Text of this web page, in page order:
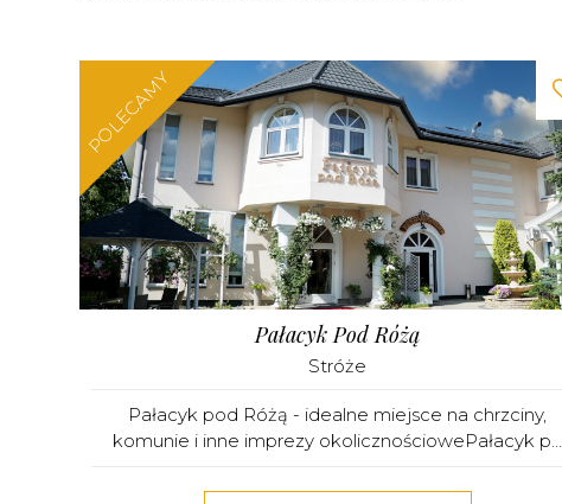
POLECAMY
Pałacyk Pod Różą
Stróże
Pałacyk pod Różą - idealne miejsce na chrzciny,
komunie i inne imprezy okolicznościowePałacyk p...